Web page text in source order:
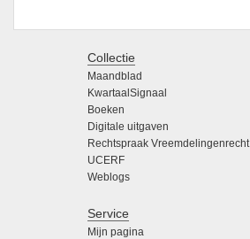
Collectie
Maandblad
KwartaalSignaal
Boeken
Digitale uitgaven
Rechtspraak Vreemdelingenrecht
UCERF
Weblogs
Service
Mijn pagina